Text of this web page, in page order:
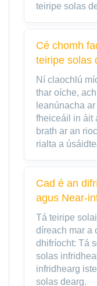
teiripe solas
Cé chomh
teiripe solas
Ní claochlú
thar oíche,
leanúnacha
fheiceáil in áit
brath ar an
rialta a
Cad é an
agus Near-
Tá teiripe
díreach mar a
dhifríocht: Tá
solas
infridhearg
solas dearg.